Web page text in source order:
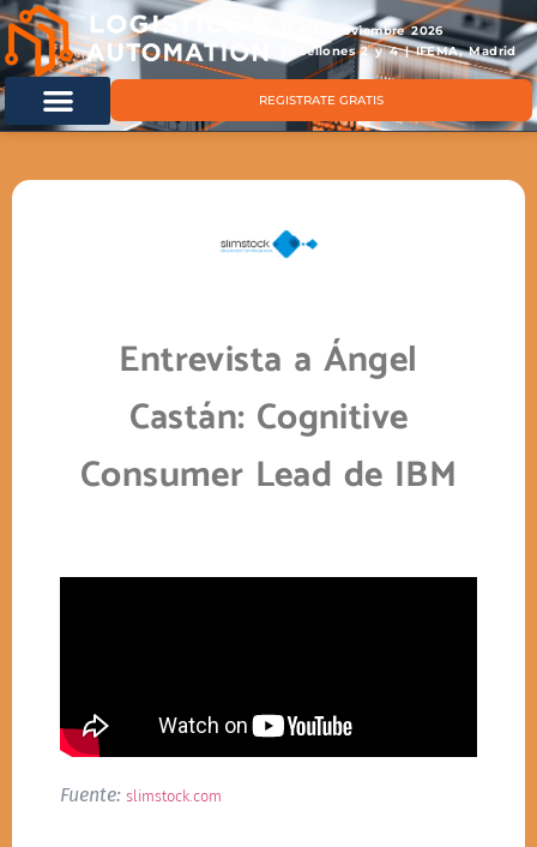
11 & 12 noviembre 2026
Pabellones 2 y 4 | IFEMA, Madrid
REGISTRATE GRATIS
Entrevista a Ángel
Castán: Cognitive
Consumer Lead de IBM
Fuente: slimstock.com